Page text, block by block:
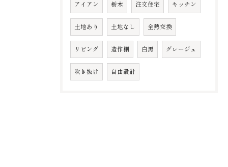
アイアン 栃木 注文住宅 キッチン
土地あり 土地なし 全熱交換
リビング 造作棚 白黒 グレージュ
吹き抜け 自由設計